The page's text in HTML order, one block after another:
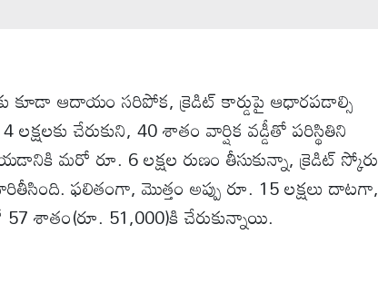
కూడా ఆదాయం సరిపోక, క్రెడిట్ కార్డుపై ఆధారపడాల్సి
చేరుకుని, 40 శాతం వార్షిక వడ్డీతో పరిస్థితిని
మరో రూ. 6 లక్షల రుణం తీసుకున్నా, క్రెడిట్ స్కోరు
ఫలితంగా, మొత్తం అప్పు రూ. 15 లక్షలు దాటగా,
శాతం(రూ. 51,000)కి చేరుకున్నాయి.